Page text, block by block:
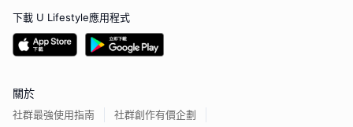
下載 U Lifestyle應用程式
關於
社群最強使用指南 社群創作有價企劃